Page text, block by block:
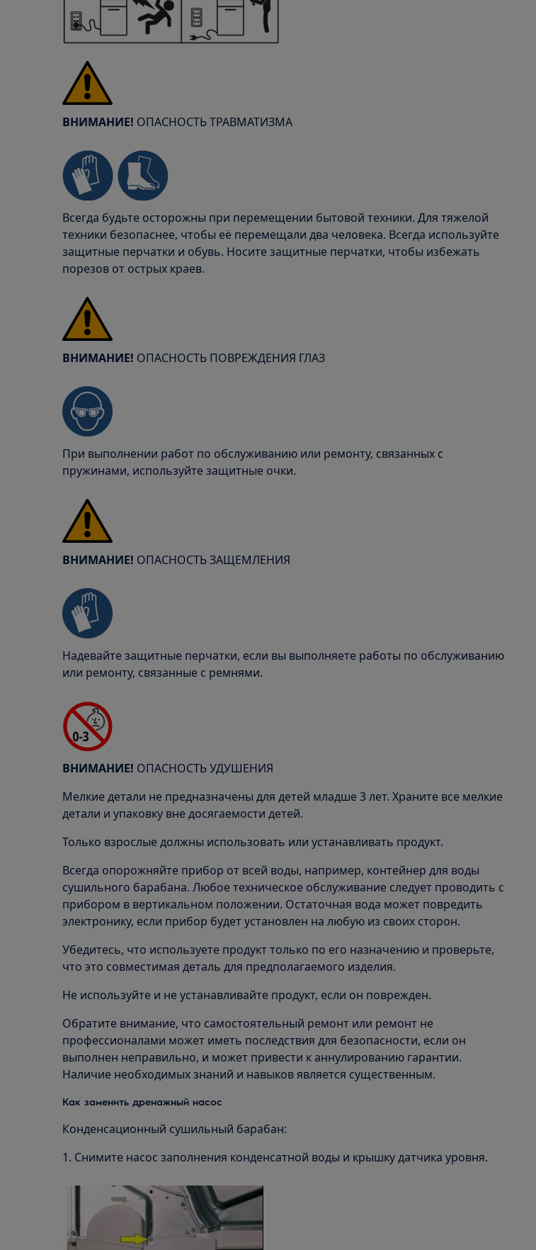
ВНИМАНИЕ! ОПАСНОСТЬ ТРАВМАТИЗМА
Всегда будьте осторожны при перемещении бытовой техники. Для тяжелой
техники безопаснее, чтобы её перемещали два человека. Всегда используйте
защитные перчатки и обувь. Носите защитные перчатки, чтобы избежать
порезов от острых краев.
ВНИМАНИЕ! ОПАСНОСТЬ ПОВРЕЖДЕНИЯ ГЛАЗ
При выполнении работ по обслуживанию или ремонту, связанных с
пружинами, используйте защитные очки.
ВНИМАНИЕ! ОПАСНОСТЬ ЗАЩЕМЛЕНИЯ
Надевайте защитные перчатки, если вы выполняете работы по обслуживанию
или ремонту, связанные с ремнями.
ВНИМАНИЕ! ОПАСНОСТЬ УДУШЕНИЯ
Мелкие детали не предназначены для детей младше 3 лет. Храните все мелкие
детали и упаковку вне досягаемости детей.
Только взрослые должны использовать или устанавливать продукт.
Всегда опорожняйте прибор от всей воды, например, контейнер для воды
сушильного барабана. Любое техническое обслуживание следует проводить с
прибором в вертикальном положении. Остаточная вода может повредить
электронику, если прибор будет установлен на любую из своих сторон.
Убедитесь, что используете продукт только по его назначению и проверьте,
что это совместимая деталь для предполагаемого изделия.
Не используйте и не устанавливайте продукт, если он поврежден.
Обратите внимание, что самостоятельный ремонт или ремонт не
профессионалами может иметь последствия для безопасности, если он
выполнен неправильно, и может привести к аннулированию гарантии.
Наличие необходимых знаний и навыков является существенным.
Как заменить дренажный насос
Конденсационный сушильный барабан:
1. Снимите насос заполнения конденсатной воды и крышку датчика уровня.